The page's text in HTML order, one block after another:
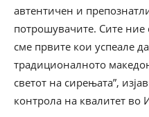
автентичен и
потрошувачите. Сите
сме првите кои успеале
традиционалното
светот на сирењата”,
контрола на квалитет во